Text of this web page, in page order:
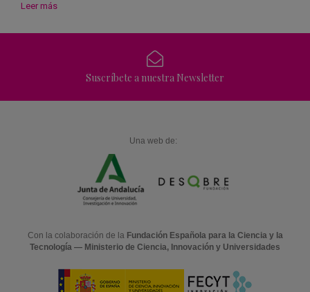
Leer más
Suscríbete a nuestra Newsletter
Una web de:
Con la colaboración de la Fundación Española para la Ciencia y la
Tecnología — Ministerio de Ciencia, Innovación y Universidades